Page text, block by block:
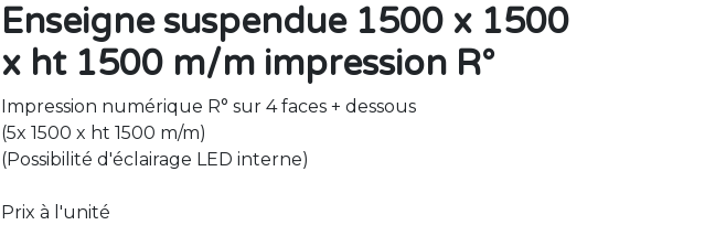
Enseigne suspendue 1500 x 1500
x ht 1500 m/m impression R°
Impression numérique R° sur 4 faces + dessous
(5x 1500 x ht 1500 m/m)
(Possibilité d'éclairage LED interne)
Prix à l'unité